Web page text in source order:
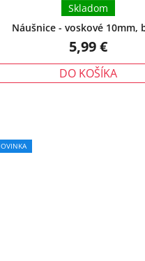
Náušnice - voskové 10mm,
Skladom
5,99 €
DO KOŠÍKA